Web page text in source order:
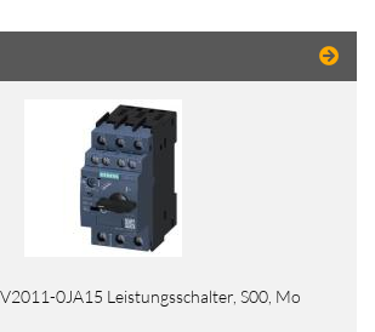
0JA15 Leistungsschalter, S00, Mo